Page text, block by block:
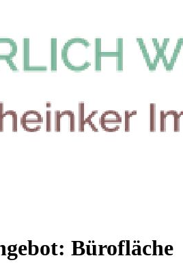
Bürofläche